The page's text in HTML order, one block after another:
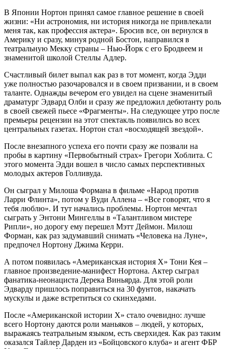
В Японии Нортон принял самое главное решение в своей
жизни: «Ни астрономия, ни история никогда не привлекали
меня так, как профессия актера». Бросив все, он вернулся в
Америку и сразу, минуя родной Бостон, направился в
театральную Мекку страны – Нью-Йорк с его Бродвеем и
знаменитой школой Стеллы Адлер.
Счастливый билет выпал как раз в тот момент, когда Эдди
уже полностью разочаровался и в своем призвании, и в своем
таланте. Однажды вечером его увидел на сцене знаменитый
драматург Эдвард Олби и сразу же предложил дебютанту роль
в своей свежей пьесе «Фрагменты». На следующее утро после
премьеры рецензии на этот спектакль появились во всех
центральных газетах. Нортон стал «восходящей звездой».
После внезапного успеха его почти сразу же позвали на
пробы в картину «Первобытный страх» Грегори Хоблита. С
этого момента Эдди вошел в число самых перспективных
молодых актеров Голливуда.
Он сыграл у Милоша Формана в фильме «Народ против
Ларри Флинта», потом у Вуди Аллена – «Все говорят, что я
тебя люблю». И тут начались проблемы. Нортон мечтал
сыграть у Энтони Мингеллы в «Талантливом мистере
Рипли», но дорогу ему перешел Мэтт Деймон. Милош
Форман, как раз задумавший снимать «Человека на Луне»,
предпочел Нортону Джима Керри.
А потом появилась «Американская история Х» Тони Кея –
главное произведение-манифест Нортона. Актер сыграл
фанатика-неонациста Дерека Виньярда. Для этой роли
Эдварду пришлось поправиться на 30 фунтов, накачать
мускулы и даже встретиться со скинхедами.
После «Американской истории Х» стало очевидно: лучше
всего Нортону даются роли маньяков – людей, у которых,
выражаясь театральным языком, есть сверхидея. Как раз таким
оказался Тайлер Дарден из «Бойцовского клуба» и агент ФБР